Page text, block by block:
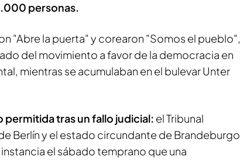
personas.
"Abre la puerta" y corearon "Somos el pueblo",
del movimiento a favor de la democracia en
mientras se acumulaban en el bulevar Unter
permitida tras un fallo judicial: el Tribunal
Berlín y el estado circundante de Brandeburgo
el sábado temprano que una